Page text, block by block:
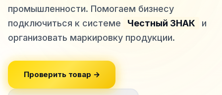
промышленности. Помогаем бизнесу
подключиться к системе
Честный ЗНАК
и
организовать маркировку продукции.
Проверить товар →